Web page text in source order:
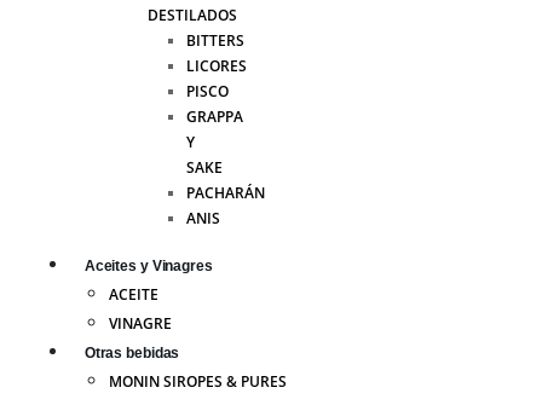
DESTILADOS
BITTERS
LICORES
PISCO
GRAPPA
Y
SAKE
PACHARÁN
ANIS
Aceites y Vinagres
ACEITE
VINAGRE
Otras bebidas
MONIN SIROPES & PURES